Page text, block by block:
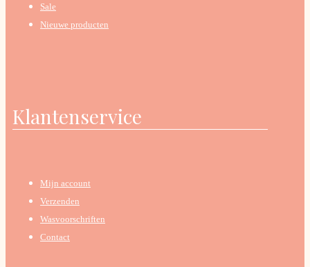
Sale
Nieuwe producten
Klantenservice
Mijn account
Verzenden
Wasvoorschriften
Contact